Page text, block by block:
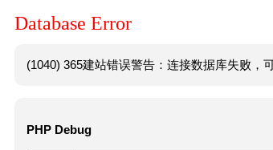
Database Error
(1040) 365建站错误警告：连接数据库失败，
PHP Debug